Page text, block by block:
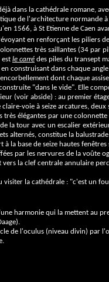
dans la cathédrale romane,
de l'architecture normande
1566, à St Etienne de Caen
en renforçant les piliers
très saillantes (34 par
est le carré des piles du transept
en construisant dans chaque
dont chaque
"dans le vide". Elle
(voir abside) : au premier
voie à seize arcatures, deux
très élégantes par une
la tour avec un escalier
alternés, constitue la
la base de seize hautes fenêtres
par les nervures de la voûte
la clef centrale annulaire
la cathédrale : "c'est un
harmonie qui la mettent au
de l'oculus (niveau divin) par